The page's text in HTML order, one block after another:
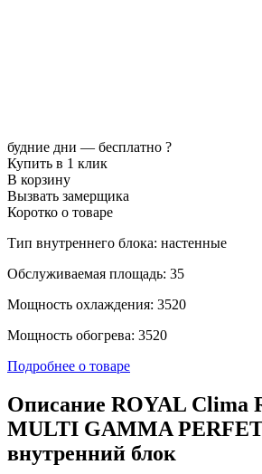
будние дни — бесплатно ?
Купить в 1 клик
В корзину
Вызвать замерщика
Коротко о товаре
Тип внутреннего блока: настенные
Обслуживаемая площадь: 35
Мощность охлаждения: 3520
Мощность обогрева: 3520
Подробнее о товаре
Описание ROYAL Clima
MULTI GAMMA
внутренний блок